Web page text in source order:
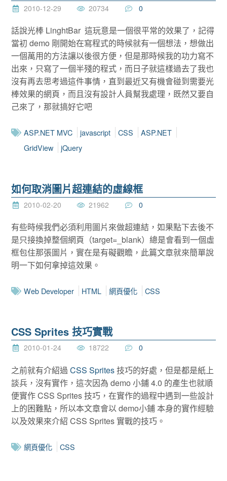
2010-12-29 20734 0
話說光棒 LinghtBar 這玩意是一個很平常的效果了，記得
當初 demo 剛開始在寫程式的時候就有一個想法，想做出
一個萬用的方法讓以後很方便，但是那時候我的功力寫不
出來，只寫了一個半殘的程式，而日子就這樣過去了我也
沒有再去思考過這件事情，直到最近又有機會碰到需要光
棒效果的網頁，而且沒有設計人員幫我處理，既然又要自
己來了，那就搞好它吧
ASP.NET MVC javascript CSS
ASP.NET
GridView
jQuery
如何取消圖片超連結的虛線框
2010-02-20 21962 0
有些時候我們必須利用圖片來做超連結，如果點下去後不
是只接換掉整個網頁（target=_blank）總是會看到一個虛
框包住那張圖片，實在是有礙觀瞻，此篇文章就來簡單說
明一下如何拿掉這效果。
Web Developer HTML 網頁優化 CSS
CSS Sprites 技巧實戰
2010-01-24 18722 0
之前就有介紹過 CSS Sprites技巧的好處，但是都是紙上
談兵，沒有實作，這次因為 demo 小鋪 4.0 的產生也就順
便實作 CSS Sprites 技巧，在實作的過程中遇到一些設計
上的困難點，所以本文章會以 demo小鋪 本身的實作經驗
以及效果來介紹 CSS Sprites 實戰的技巧。
網頁優化 CSS